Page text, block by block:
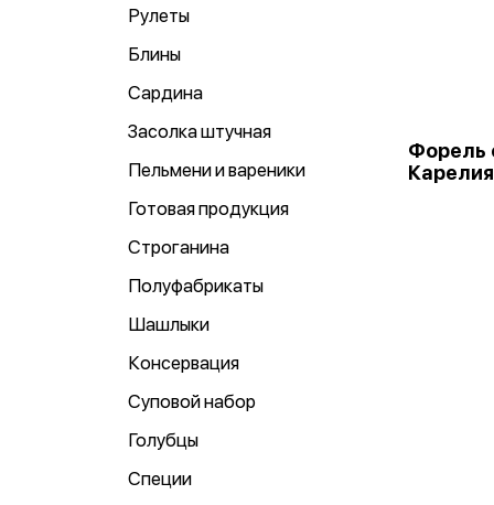
Рулеты
Блины
Сардина
Засолка штучная
Пельмени и вареники
Готовая продукция
Строганина
Полуфабрикаты
Шашлыки
Консервация
Суповой набор
Голубцы
Специи
Форель